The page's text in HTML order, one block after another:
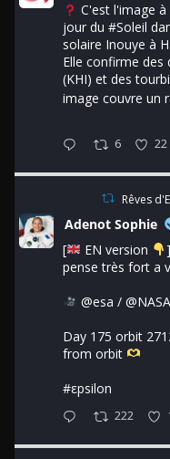
C'est l'image
jour du #Soleil
solaire Inouye à
Elle confirme des
(KHI) et des
image couvre un
6 22
Rêves
Adenot Sophie
[ EN version
pense très fort a
@esa / @NASA
Day 175 orbit
from orbit
#εpsilon
222